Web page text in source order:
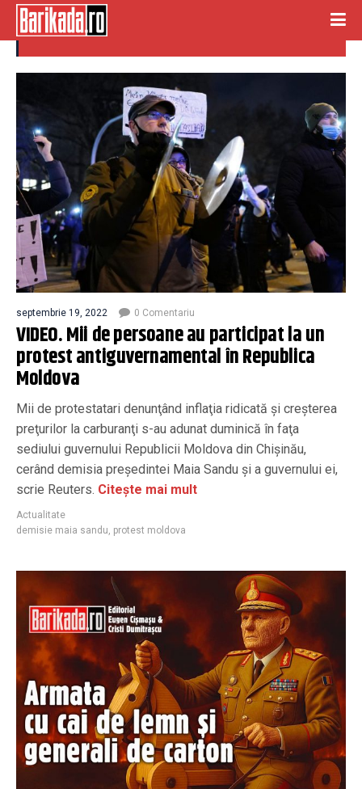
demisie maia sandu
septembrie 19, 2022 0 Comentariu
VIDEO. Mii de persoane au participat la un
protest antiguvernamental în Republica
Moldova
Mii de protestatari denunţând inflaţia ridicată şi creşterea
preţurilor la carburanţi s-au adunat duminică în faţa
sediului guvernului Republicii Moldova din Chişinău,
cerând demisia preşedintei Maia Sandu şi a guvernului ei,
scrie Reuters. Citește mai mult
Actualitate
demisie maia sandu, protest moldova